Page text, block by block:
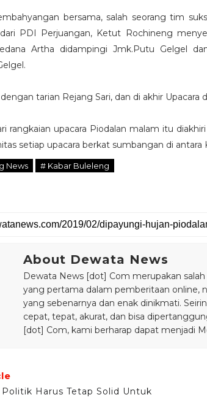
bersama, salah seorang tim
PDI Perjuangan, Ketut Rochineng
Artha didampingi Jmk.Putu Gelgel
dengan tarian Rejang Sari, dan di akhir
rangkaian upacara Piodalan malam itu
setiap upacara berkat sumbangan di antara
News # Kabar Buleleng
About Dewata News
Dewata News [dot] Com merupakan
yang pertama dalam pemberitaan online,
yang sebenarnya dan enak dinikmati.
cepat, tepat, akurat, dan bisa
[dot] Com, kami berharap dapat menjadi
Harus Tetap Solid Untuk